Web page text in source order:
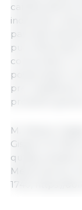
caratteristiche
indicando
pancette
può
consumatori, in
possa essere
pre-classificare
prodotto
M. Albano-
Gispert, B.
quality variation
Meat Science,
1740, https://